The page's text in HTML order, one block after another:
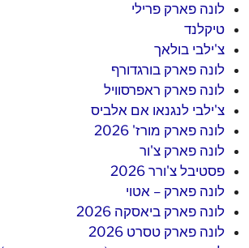
לונה פארק פרילי
טיקלנד
צ'ילבי בולאך
לונה פארק בורגדורף
לונה פארק ראפרסוויל
צ'ילבי לנגנאו אם אלביס
לונה פארק מורז' 2026
לונה פארק צ'ור
פסטיבל צ'ורר 2026
לונה פארק – אטוי
לונה פארק ביאסקה 2026
לונה פארק טסרט 2026